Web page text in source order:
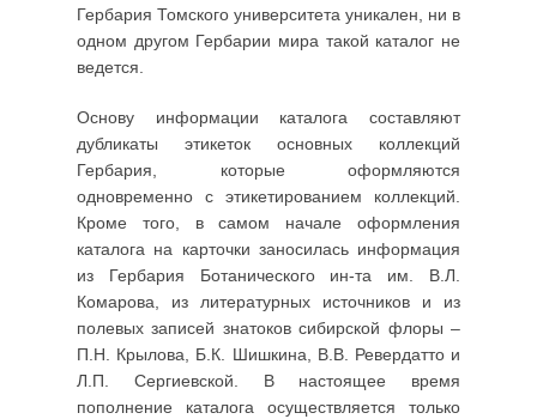
Гербария Томского университета уникален, ни в
одном другом Гербарии мира такой каталог не
ведется.
Основу информации каталога составляют
дубликаты этикеток основных коллекций
Гербария, которые оформляются
одновременно с этикетированием коллекций.
Кроме того, в самом начале оформления
каталога на карточки заносилась информация
из Гербария Ботанического ин-та им. В.Л.
Комарова, из литературных источников и из
полевых записей знатоков сибирской флоры –
П.Н. Крылова, Б.К. Шишкина, В.В. Ревердатто и
Л.П. Сергиевской. В настоящее время
пополнение каталога осуществляется только